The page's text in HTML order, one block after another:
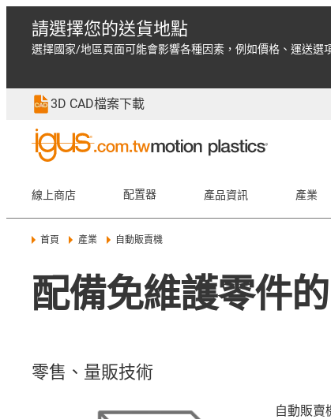
請選擇您的送貨地點
選擇國家/地區頁面可能會影響各種因素，例如價格、運送選
3D CAD檔案下載
線上商店 配置器 產品資訊 產業
首頁 產業 自動販賣機
配備免維護零件
零售、量販技術
自動販賣